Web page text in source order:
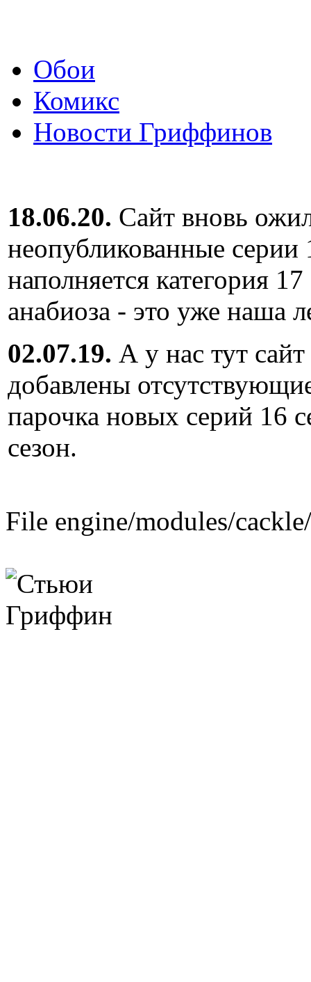
Обои
Комикс
Новости Гриффинов
18.06.20. Сайт вновь
неопубликованные серии
наполняется категория
анабиоза - это уже наша
02.07.19. А у нас тут
добавлены
парочка новых серий 16
сезон.
File engine/modules/